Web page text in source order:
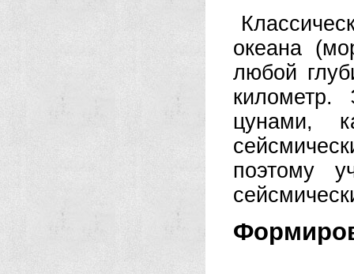
океана
любой
километр.
цунами,
поэтому